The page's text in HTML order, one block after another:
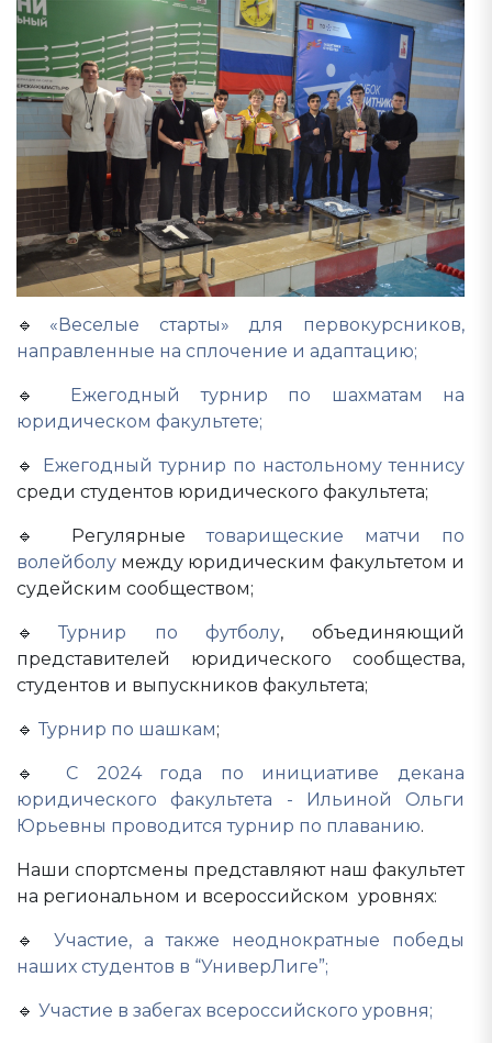
🔹 «Веселые старты» для первокурсников,
направленные на сплочение и адаптацию;
🔹
Ежегодный турнир по шахматам на
юридическом факультете;
🔹
Ежегодный турнир по настольному теннису
среди студентов юридического факультета;
🔹 Регулярныетоварищеские матчи по
волейболу между юридическим факультетом и
судейским сообществом;
🔹 Турнир по футболу, объединяющий
представителей юридического сообщества,
студентов и выпускников факультета;
🔹 Турнир по шашкам;
🔹С 2024 года по инициативе декана
юридического факультета - Ильиной Ольги
Юрьевны проводится турнир по плаванию.
Наши спортсмены представляют наш факультет
на региональном и всероссийском уровнях:
🔹 Участие, а также неоднократные победы
наших студентов в “УниверЛиге”;
🔹 Участие в забегах всероссийского уровня;